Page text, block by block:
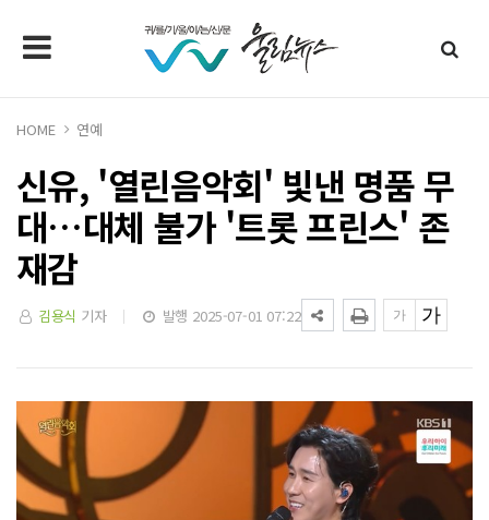
HOME 연예
신유, '열린음악회' 빛낸 명품 무
대…대체 불가 '트롯 프린스' 존
재감
김용식 기자 발행 2025-07-01 07:22